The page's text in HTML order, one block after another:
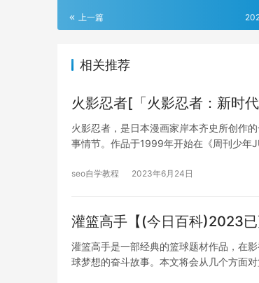
上一篇
相关推荐
火影忍者[「火影忍者：新时
火影忍者，是日本漫画家岸本齐史所创作
事情节。作品于1999年开始在《周刊少年
seo自学教程 2023年6月24日
灌篮高手【(今日百科)2023已
灌篮高手是一部经典的篮球题材作品，在
球梦想的奋斗故事。本文将会从几个方面